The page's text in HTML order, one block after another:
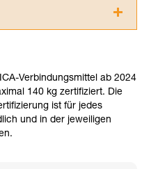
müssen Sie zuerst die in
enthaltenen
haben.
Techniken setzt eine
Verbindungsmittel ab 2024
140 kg zertifiziert. Die
ist für jedes
und in der jeweiligen